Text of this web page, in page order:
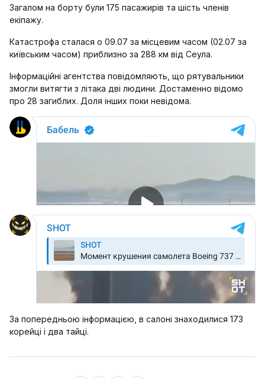
Загалом на борту були 175 пасажирів та шість членів
екіпажу.
Катастрофа сталася о 09.07 за місцевим часом (02.07 за
київським часом) приблизно за 288 км від Сеула.
Інформаційні агентства повідомляють, що рятувальники
змогли витягти з літака дві людини. Достаменно відомо
про 28 загиблих. Доля інших поки невідома.
За попередньою інформацією, в салоні знаходилися 173
корейці і два тайці.